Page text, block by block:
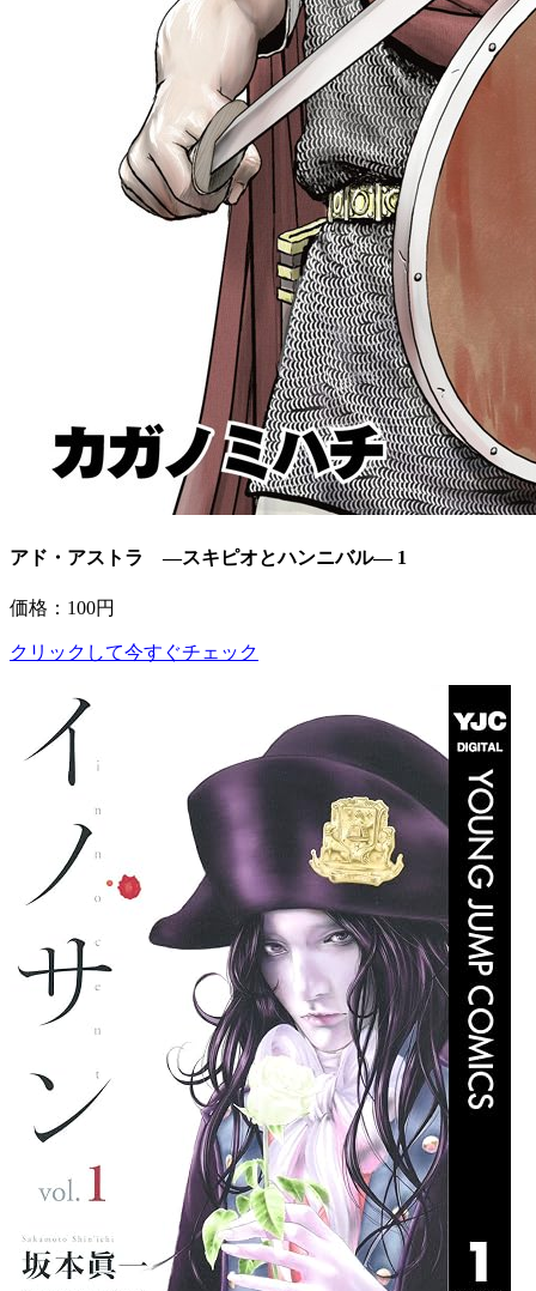
アド・アストラ ―スキピオとハンニバル― 1
価格：100円
クリックして今すぐチェック